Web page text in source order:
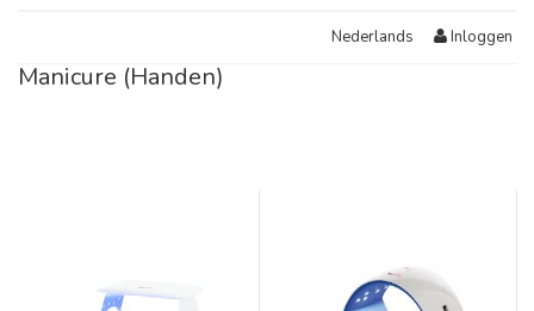
Nederlands Inloggen
Manicure (Handen)